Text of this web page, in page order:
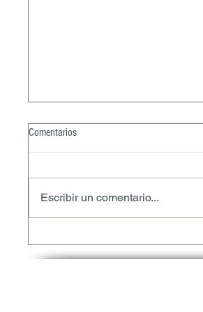
nueva regulación y cómo prepararse
Comentarios
Escribir un comentario...